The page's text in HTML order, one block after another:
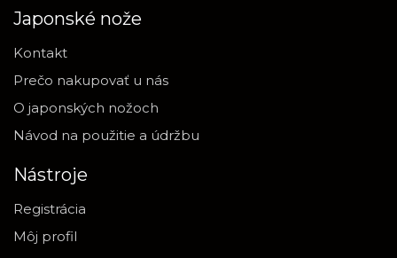
Japonské nože
Kontakt
Prečo nakupovať u nás
O japonských nožoch
Návod na použitie a údržbu
Nástroje
Registrácia
Môj profil